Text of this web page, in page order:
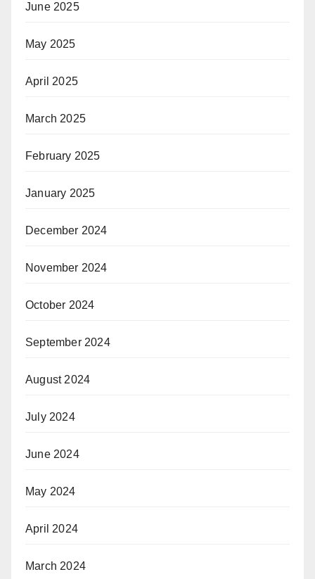
June 2025
May 2025
April 2025
March 2025
February 2025
January 2025
December 2024
November 2024
October 2024
September 2024
August 2024
July 2024
June 2024
May 2024
April 2024
March 2024